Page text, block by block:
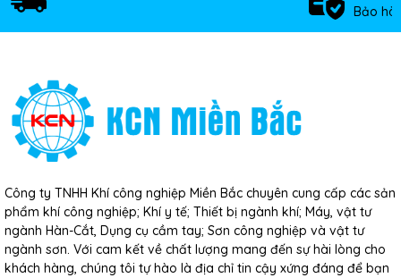
Bảo
Công ty TNHH Khí công nghiệp Miền Bắc chuyên cung cấp các sản
phẩm khí công nghiệp; Khí y tế; Thiết bị ngành khí; Máy, vật tư
ngành Hàn-Cắt, Dụng cụ cầm tay; Sơn công nghiệp và vật tư
ngành sơn. Với cam kết về chất lượng mang đến sự hài lòng cho
khách hàng, chúng tôi tự hào là địa chỉ tin cậy xứng đáng để bạn